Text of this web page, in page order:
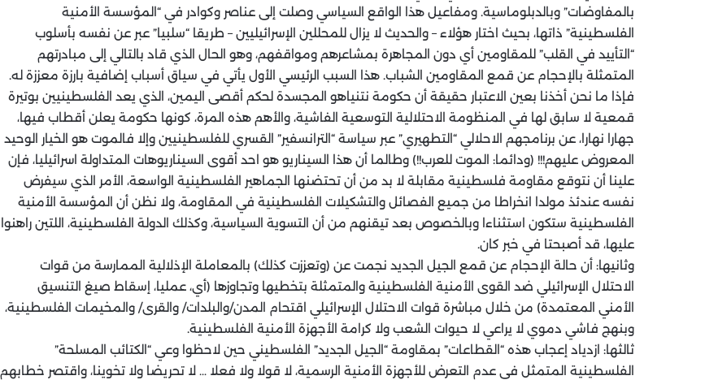
بالمفاوضات” وبالدبلوماسية. ومفاعيل هذا الواقع السياسي وصلت إلى عناصر وكوادر في “المؤسسة الأمنية
الفلسطينية” ذاتها، بحيث اختار هؤلاء – والحديث لا يزال للمحللين الإسرائيليين – طريقا “سلبيا” عبر عن نفسه بأسلوب
“التأييد في القلب” للمقاومين أي دون المجاهرة بمشاعرهم ومواقفهم، وهو الحال الذي قاد بالتالي إلى مبادرتهم
المتمثلة بالإحجام عن قمع المقاومين الشباب. هذا السبب الرئيسي الأول يأتي في سياق أسباب إضافية بارزة معززة له.
فإذا ما نحن أخذنا بعين الاعتبار حقيقة أن حكومة نتنياهو المجسدة لحكم أقصى اليمين، الذي يعد الفلسطينيين بوتيرة
قمعية لا سابق لها في المنظومة الاحتلالية التوسعية الفاشية، والأهم هذه المرة، كونها حكومة يعلن أقطاب فيها،
جهارا نهارا، عن برنامجهم الاحلالي “التطهيري” عبر سياسة “الترانسفير” القسري للفلسطينيين وإلا فالموت هو الخيار الوحيد
المعروض عليهم!!! (ودائما: الموت للعرب!!) وطالما أن هذا السيناريو هو احد أقوى السيناريوهات المتداولة اسرائيليا، فإن
علينا أن نتوقع مقاومة فلسطينية مقابلة لا بد من أن تحتضنها الجماهير الفلسطينية الواسعة، الأمر الذي سيفرض
نفسه عندئذ مولدا انخراطا من جميع الفصائل والتشكيلات الفلسطينية في المقاومة، ولا نظن أن المؤسسة الأمنية
الفلسطينية ستكون استثناءا وبالخصوص بعد تيقنهم من أن التسوية السياسية، وكذلك الدولة الفلسطينية، اللتين راهنوا
عليها، قد أصبحتا في خبر كان.
وثانيها: أن حالة الإحجام عن قمع الجيل الجديد نجمت عن (وتعززت كذلك) بالمعاملة الإذلالية الممارسة من قوات
الاحتلال الإسرائيلي ضد القوى الأمنية الفلسطينية والمتمثلة بتخطيها وتجاوزها (أي، عمليا، إسقاط صيغ التنسيق
الأمني المعتمدة) من خلال مباشرة قوات الاحتلال الإسرائيلي اقتحام المدن/والبلدات/ والقرى/ والمخيمات الفلسطينية،
وبنهج فاشي دموي لا يراعي لا حيوات الشعب ولا كرامة الأجهزة الأمنية الفلسطينية.
ثالثها: ازدياد إعجاب هذه “القطاعات” بمقاومة “الجيل الجديد” الفلسطيني حين لاحظوا وعي “الكتائب المسلحة”
الفلسطينية المتمثل في عدم التعرض للأجهزة الأمنية الرسمية، لا قولا ولا فعلا … لا تحريضا ولا تخوينا، واقتصر خطابهم